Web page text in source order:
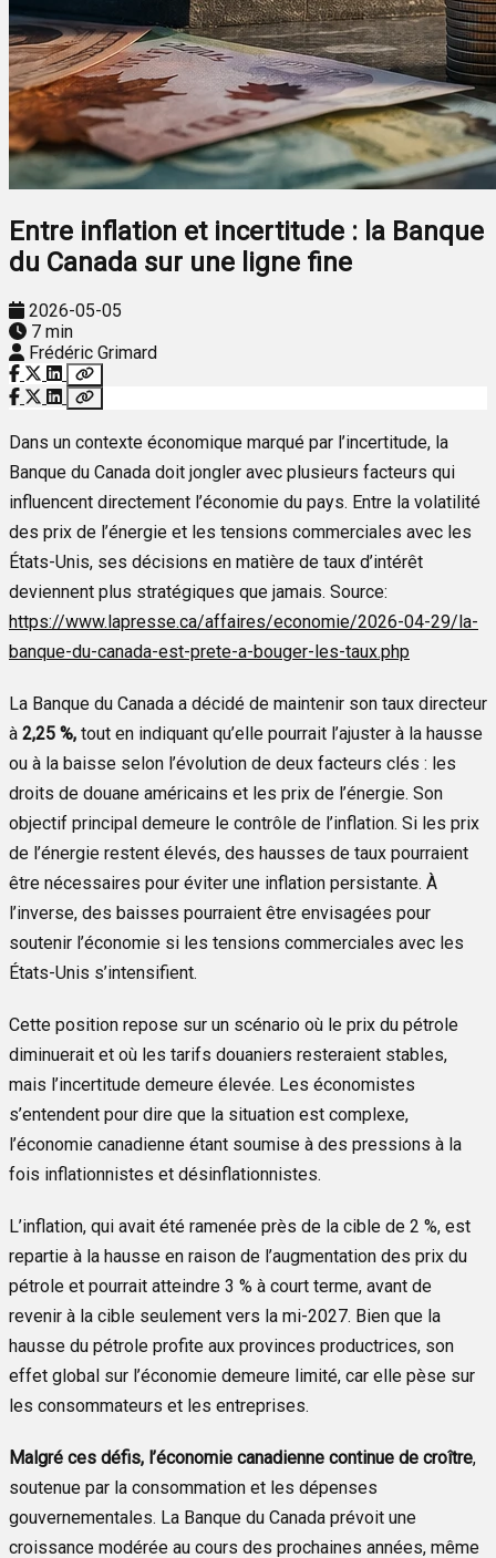
Entre inflation et incertitude : la Banque
du Canada sur une ligne fine
2026-05-05
7 min
Frédéric Grimard
Dans un contexte économique marqué par l’incertitude, la
Banque du Canada doit jongler avec plusieurs facteurs qui
influencent directement l’économie du pays. Entre la volatilité
des prix de l’énergie et les tensions commerciales avec les
États-Unis, ses décisions en matière de taux d’intérêt
deviennent plus stratégiques que jamais. Source:
https://www.lapresse.ca/affaires/economie/2026-04-29/la-
banque-du-canada-est-prete-a-bouger-les-taux.php
La Banque du Canada a décidé de maintenir son taux directeur
à 2,25 %, tout en indiquant qu’elle pourrait l’ajuster à la hausse
ou à la baisse selon l’évolution de deux facteurs clés : les
droits de douane américains et les prix de l’énergie. Son
objectif principal demeure le contrôle de l’inflation. Si les prix
de l’énergie restent élevés, des hausses de taux pourraient
être nécessaires pour éviter une inflation persistante. À
l’inverse, des baisses pourraient être envisagées pour
soutenir l’économie si les tensions commerciales avec les
États-Unis s’intensifient.
Cette position repose sur un scénario où le prix du pétrole
diminuerait et où les tarifs douaniers resteraient stables,
mais l’incertitude demeure élevée. Les économistes
s’entendent pour dire que la situation est complexe,
l’économie canadienne étant soumise à des pressions à la
fois inflationnistes et désinflationnistes.
L’inflation, qui avait été ramenée près de la cible de 2 %, est
repartie à la hausse en raison de l’augmentation des prix du
pétrole et pourrait atteindre 3 % à court terme, avant de
revenir à la cible seulement vers la mi-2027. Bien que la
hausse du pétrole profite aux provinces productrices, son
effet global sur l’économie demeure limité, car elle pèse sur
les consommateurs et les entreprises.
Malgré ces défis, l’économie canadienne continue de croître,
soutenue par la consommation et les dépenses
gouvernementales. La Banque du Canada prévoit une
croissance modérée au cours des prochaines années, même